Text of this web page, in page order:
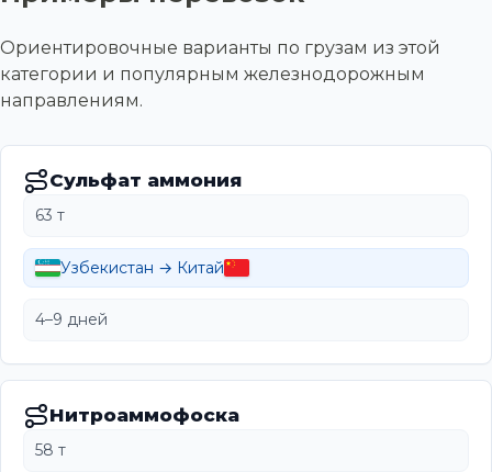
Ориентировочные варианты по грузам из этой
категории и популярным железнодорожным
направлениям.
Сульфат аммония
63 т
Узбекистан → Китай
4–9 дней
Нитроаммофоска
58 т